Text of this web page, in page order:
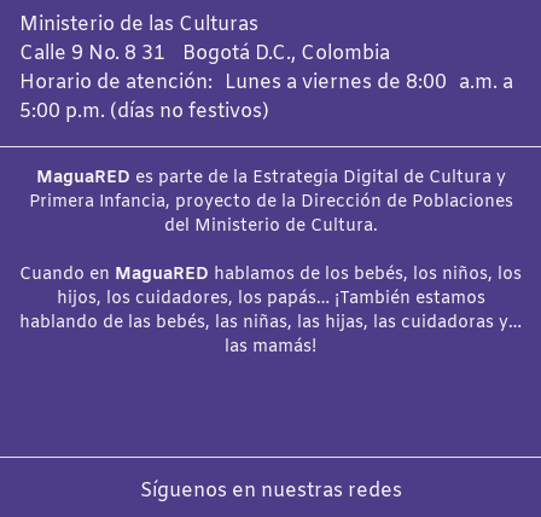
Ministerio de las Culturas
Calle 9 No. 8 31 Bogotá D.C., Colombia
Horario de atención: Lunes a viernes de 8:00 a.m. a
5:00 p.m. (días no festivos)
MaguaRED es parte de la Estrategia Digital de Cultura y
Primera Infancia, proyecto de la Dirección de Poblaciones
del Ministerio de Cultura.
Cuando en MaguaRED hablamos de los bebés, los niños, los
hijos, los cuidadores, los papás… ¡También estamos
hablando de las bebés, las niñas, las hijas, las cuidadoras y…
las mamás!
Síguenos en nuestras redes